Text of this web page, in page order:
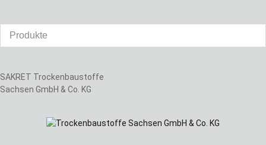
SAKRET Trockenbaustoffe
Sachsen GmbH & Co. KG